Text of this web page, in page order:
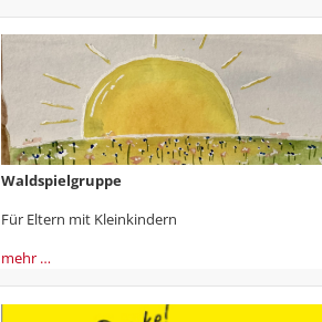
Waldspielgruppe
Für Eltern mit Kleinkindern
mehr …